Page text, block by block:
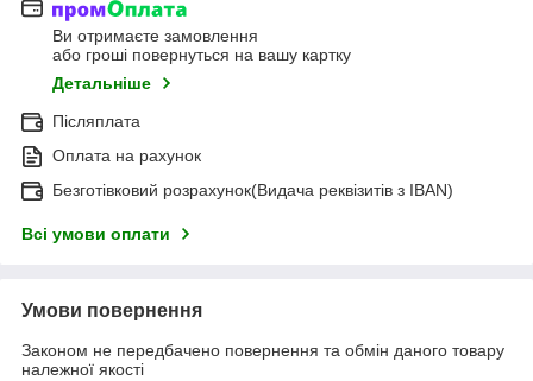
Ви отримаєте замовлення
або гроші повернуться на вашу картку
Детальніше
Післяплата
Оплата на рахунок
Безготівковий розрахунок(Видача реквізитів з IBAN)
Всі умови оплати
Умови повернення
Законом не передбачено повернення та обмін даного товару
належної якості